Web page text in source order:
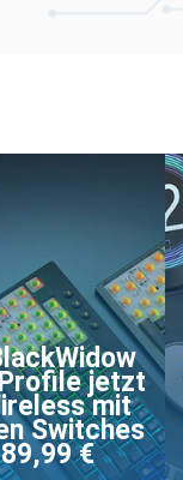
jetzt
mit
Switches
€